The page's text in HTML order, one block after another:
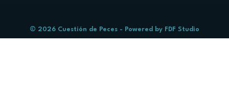
© 2026 Cuestión de Peces - Powered by FDF Studio